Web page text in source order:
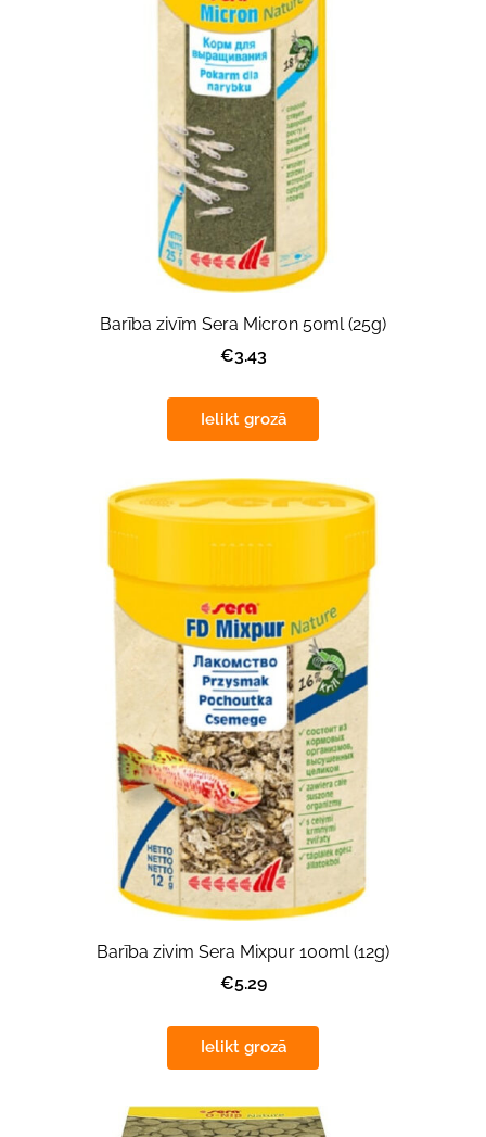
Barība zivīm Sera Micron 50ml (25g)
€3.43
Ielikt grozā
Barība zivim Sera Mixpur 100ml (12g)
€5.29
Ielikt grozā